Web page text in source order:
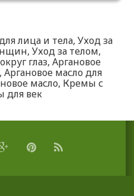
лица и тела, Уход за
, Уход за телом,
глаз, Аргановое
, Аргановое масло для
масло, Кремы с
для век